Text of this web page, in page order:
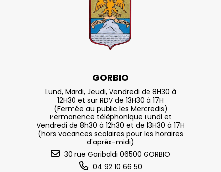
GORBIO
Lund, Mardi, Jeudi, Vendredi de 8H30 à
12H30 et sur RDV de 13H30 à 17H
(Fermée au public les Mercredis)
Permanence téléphonique Lundi et
Vendredi de 8h30 à 12h30 et de 13H30 à 17H
(hors vacances scolaires pour les horaires
d'après-midi)
30 rue Garibaldi 06500 GORBIO
04 92 10 66 50